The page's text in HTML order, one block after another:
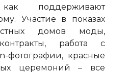
поддерживают
Участие в показах
домов моды,
работа с
-фотографии, красные
церемоний – все